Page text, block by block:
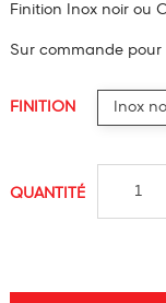
Finition Inox noir ou
Sur commande pour
FINITION Inox
QUANTITÉ